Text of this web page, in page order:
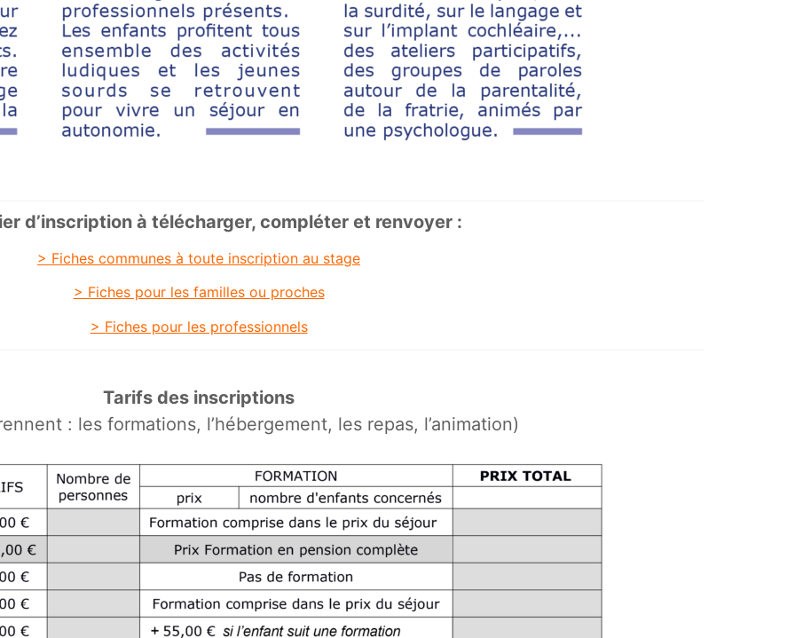
d’inscription à télécharger, compléter et renvoyer :
> Fiches communes à toute inscription au stage
> Fiches pour les familles ou proches
> Fiches pour les professionnels
Tarifs des inscriptions
: les formations, l’hébergement, les repas, l’animation)